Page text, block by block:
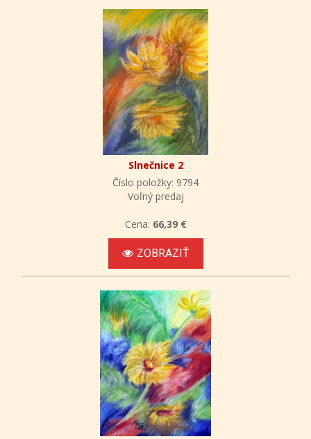
Slnečnice 2
Číslo položky: 9794
Voľný predaj
Cena: 66,39 €
ZOBRAZIŤ